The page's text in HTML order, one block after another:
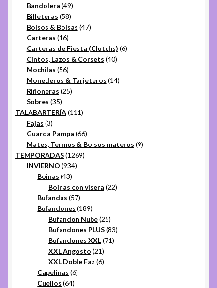
Bandolera 4949
productos
Billeteras 5858
productos
Bolsos & Bolsas 4747
Carteras 1616
productos
Carteras de Fiesta (Clutchs) 66
Cintos, Lazos & Corsets 4040
Mochilas 5656
productos
Monederos & Tarjeteros 1414
Riñoneras 2525
Sobres 3535
productos
TALABARTERÍA 111111
Fajas 33
productos
Guarda Pampa 6666
productos
Mates, Termos & Bolsos materos 99
TEMPORADAS 12691269
INVIERNO 934934
Boinas 4343
productos
Boinas con visera 2222
Bufandas 5757
productos
Bufandones 189189
productos
Bufandon Nube 2525
productos
Bufandones PLUS 8383
Bufandones XXL 7171
XXL Angosto 2121
productos
XXL Doble Faz 66
Capelinas 66
Cuellos 6464